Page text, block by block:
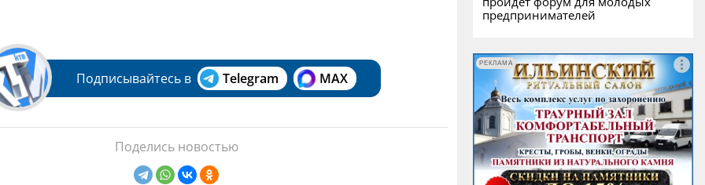
Подписывайтесь в Telegram MAX
Поделись новостью
предпринимателей
РЕКЛАМА